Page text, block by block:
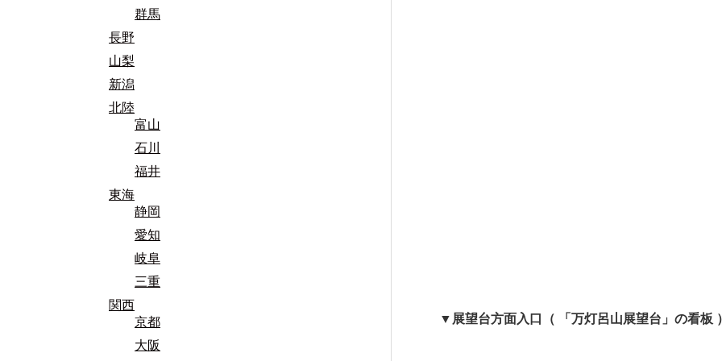
▼展望台方面入口（ 「万灯呂山展望台」の看板
群馬
長野
山梨
新潟
北陸
富山
石川
福井
東海
静岡
愛知
岐阜
三重
関西
京都
大阪